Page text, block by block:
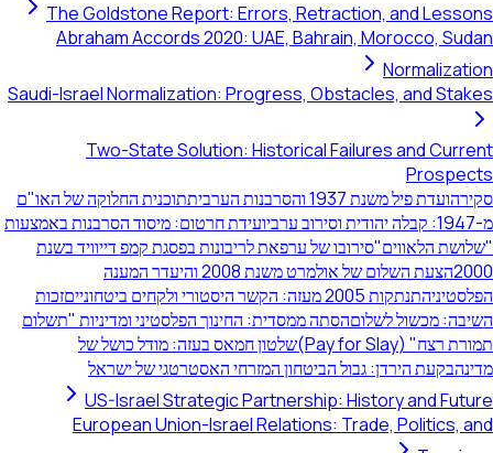
The Goldstone Report:
Abraham Accords 2020:
Saudi-Israel Normalization:
Two-State Solution:
תוכנית החלוקה של האו"ם
ועידת חרטום: מיסוד הסרבנות באמצעות
לריבונות בפסגת קמפ דייוויד בשנת
הצעת השלום של אולמרט משנת 2008 והיעדר המענה
זכות
החינוך הפלסטיני ומדיניות "תשלום
חמאס בעזה: מודל כושל של
המזרחי האסטרטגי של ישראל
US-Israel Strategic
European Union-Israel